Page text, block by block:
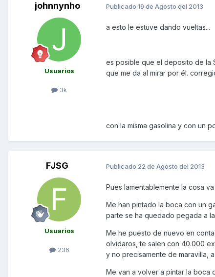
johnnynho
Usuarios
3k
Publicado 19 de Agosto del 2013
a esto le estuve dando vueltas...
es posible que el deposito de la
que me da al mirar por él.
con la misma gasolina y con un
FJSG
Usuarios
236
Publicado 22 de Agosto del 2013
Pues lamentablemente la cosa va
Me han pintado la boca con un
parte se ha quedado pegada a
Me he puesto de nuevo en
olvidaros, te salen con 40.000
y no precisamente de maravilla,
Me van a volver a pintar la boca